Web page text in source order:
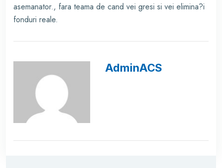
asemanator., fara teama de cand vei gresi si vei elimina?i
fonduri reale.
AdminACS